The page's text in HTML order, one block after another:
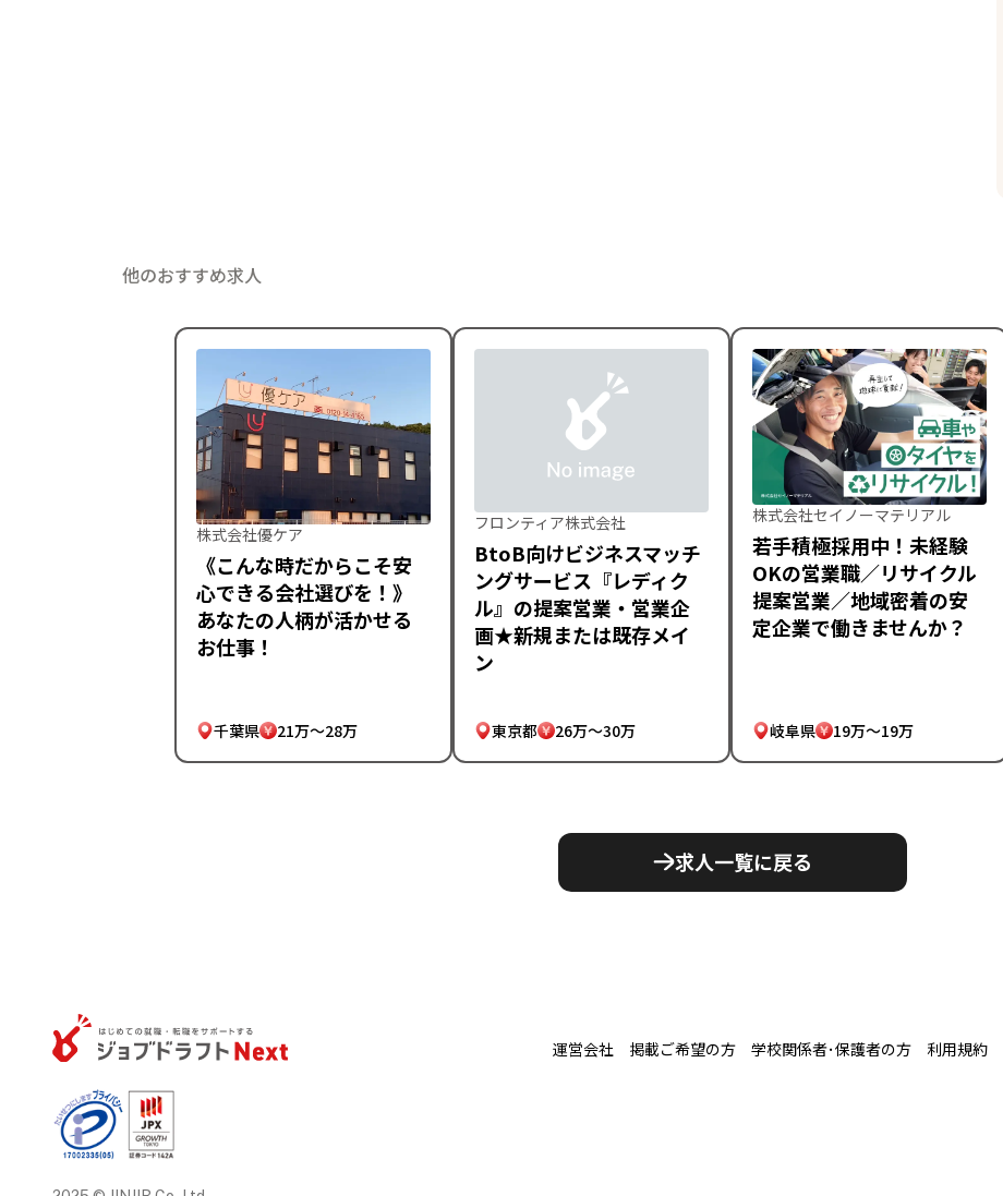
他のおすすめ求人
株式会社優ケア
《こんな時だからこそ安
心できる会社選びを！》
あなたの人柄が活かせる
お仕事！
千葉県 21万～28万
フロンティア株式会社
BtoB向けビジネスマッチ
ングサービス『レディク
ル』の提案営業・営業企
画★新規または既存メイ
ン
東京都 26万～30万
株式会社セイノーマテリアル
若手積極採用中！未経験
OKの営業職／リサイクル
提案営業／地域密着の安
定企業で働きませんか？
岐阜県 19万～19万
求人一覧に戻る
運営会社 掲載ご希望の方 学校関係者･保護者の方 利用規約